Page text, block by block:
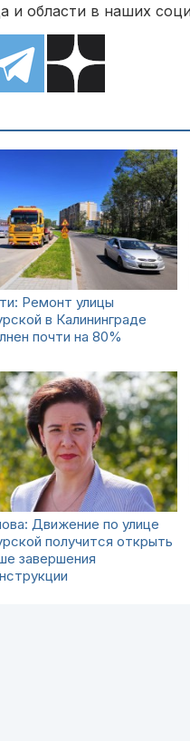
и области в наших
Ремонт улицы
в Калининграде
почти на 80%
Движение по улице
получится открыть
завершения